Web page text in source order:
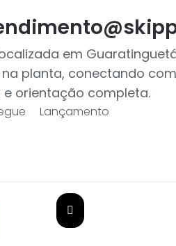
em
planta, conectando
orientação completa.
Lançamento